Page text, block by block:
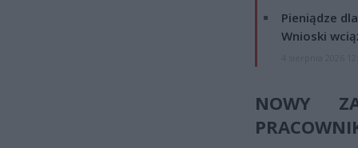
Pieniądze
Wnioski
NOWY